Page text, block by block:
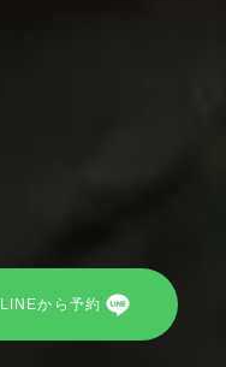
LINEから予約